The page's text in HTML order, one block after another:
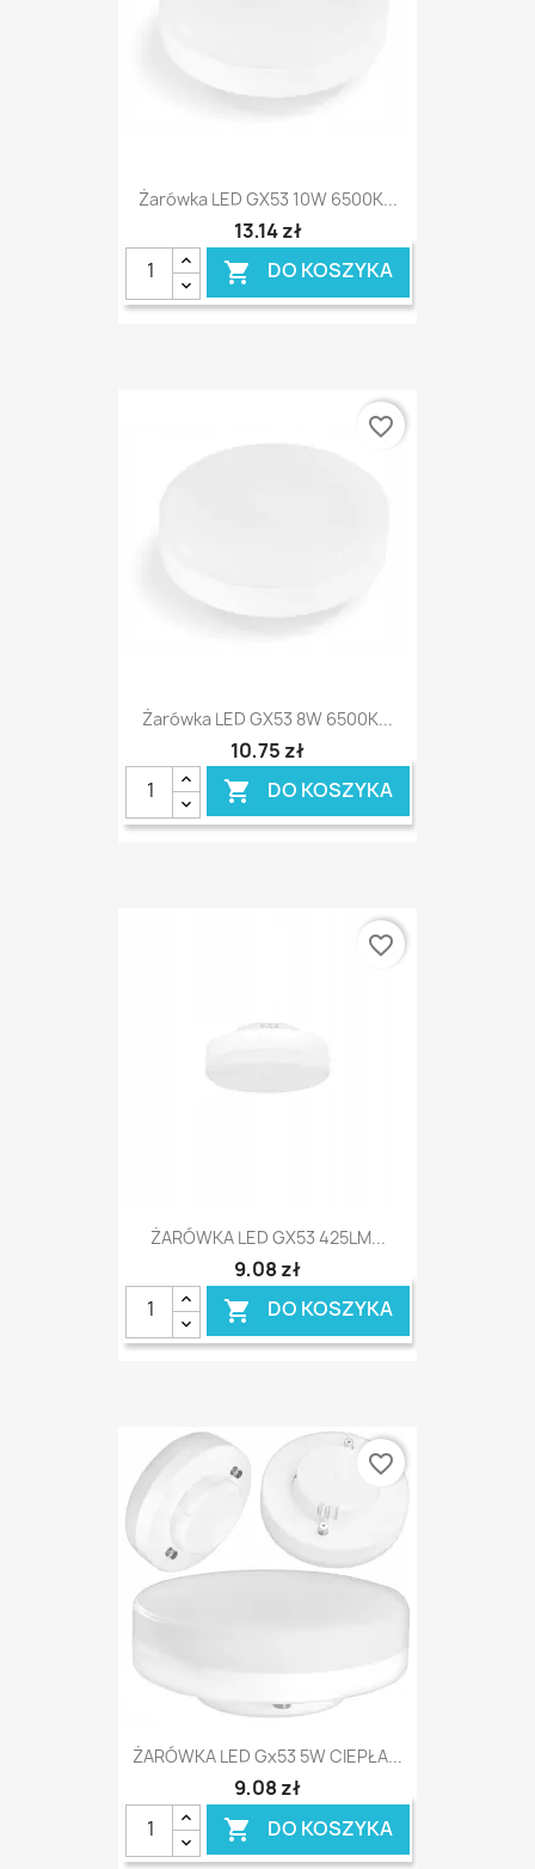
Żarówka LED GX53 10W 6500K...
13,14 zł
 DO KOSZYKA
Żarówka LED GX53 8W 6500K...
10,75 zł
 DO KOSZYKA
favorite_border
ŻARÓWKA LED GX53 425LM...
9,08 zł
 DO KOSZYKA
favorite_border
ŻARÓWKA LED Gx53 5W CIEPŁA...
9,08 zł
 DO KOSZYKA
favorite_border